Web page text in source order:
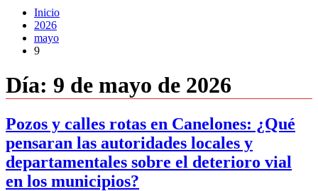
Inicio
2026
mayo
9
Día: 9 de mayo de 2026
Pozos y calles rotas en Canelones: ¿Qué
pensaran las autoridades locales y
departamentales sobre el deterioro vial
en los municipios?